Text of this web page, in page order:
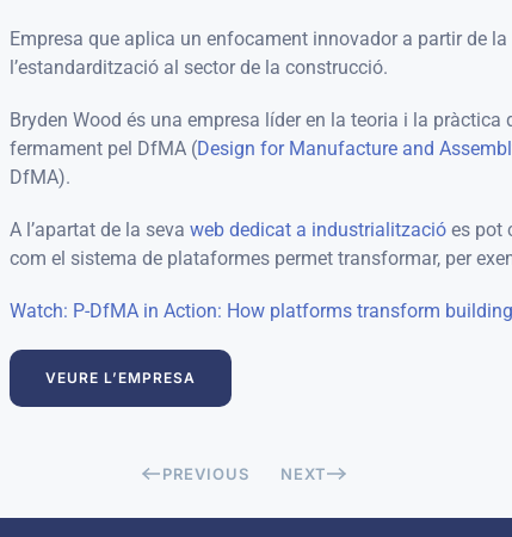
Empresa que aplica un enfocament innovador a partir de
l’estandardització al sector de la construcció.
Bryden Wood és una empresa líder en la teoria i la
fermament pel DfMA (Design for Manufacture and
DfMA).
A l’apartat de la seva web dedicat a industrialitzacióes pot
com el sistema de plataformes permet transformar, per
Watch: P-DfMA in Action: How platforms transform
VEURE L’EMPRESA
PREVIOUS NEXT